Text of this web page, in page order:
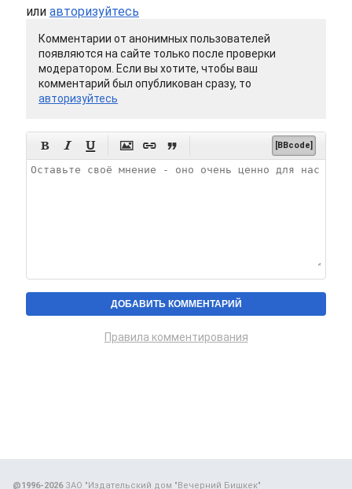
или авторизуйтесь
Комментарии от анонимных пользователей
появляются на сайте только после проверки
модератором. Если вы хотите, чтобы ваш
комментарий был опубликован сразу, то
авторизуйтесь
      [BBcode]
Правила комментирования
@1996-2026ЗАО "Издательский дом "Вечерний Бишкек"